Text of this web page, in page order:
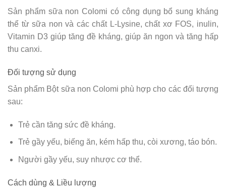
Sản phẩm sữa non Colomi có công dụng bổ sung kháng
thể từ sữa non và các chất L-Lysine, chất xơ FOS, inulin,
Vitamin D3 giúp tăng đề kháng, giúp ăn ngon và tăng hấp
thu canxi.
Đối tượng sử dụng
Sản phẩm Bột sữa non Colomi phù hợp cho các đối tượng
sau:
Trẻ cần tăng sức đề kháng.
Trẻ gầy yếu, biếng ăn, kém hấp thu, còi xương, táo bón.
Người gầy yếu, suy nhược cơ thể.
Cách dùng & Liều lượng